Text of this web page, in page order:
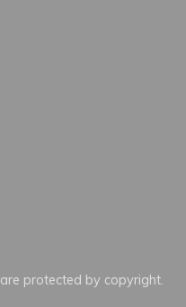
protected by copyright.